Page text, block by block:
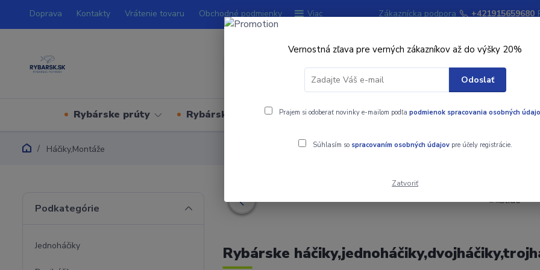
Doprava Kontakty Vrátenie tovaru Obchodné podmienky Viac Zákaznícka podpora +421915659680
Rybárske prúty Rybárske navijáky Signalizátory záberu Kempingový
Háčiky,Montáže
Rybárske
Podkategórie
Jednoháčiky
Vernostná zľava pre verných zákazníkov až do výšky 20%
Odoslať
Prajem si odoberať novinky e-mailom podľa podmienok spracovania osobných
Súhlasím so spracovaním osobných údajovpre účely registrácie.
Zatvoriť